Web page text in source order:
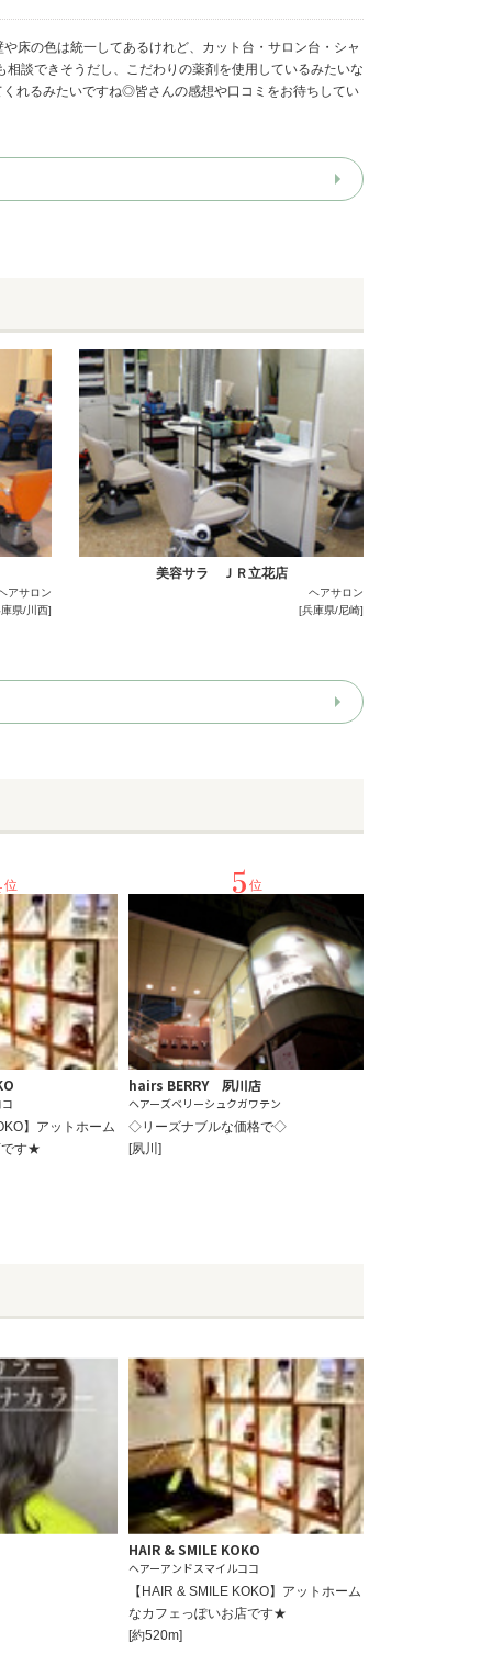
床の色は統一してあるけれど、カット台・サロン台・シャ
談できそうだし、こだわりの薬剤を使用しているみたいな
れるみたいですね◎皆さんの感想や口コミをお待ちしてい
アサロン
県/川西]
美容サラ ＪＲ立花店
ヘアサロン
[兵庫県/尼崎]
位
】アットホーム
です★
5 位
hairs BERRY 夙川店
ヘアーズベリーシュクガワテン
◇リーズナブルな価格で◇
[夙川]
HAIR & SMILE KOKO
ヘアーアンドスマイルココ
【HAIR & SMILE KOKO】アットホーム
なカフェっぽいお店です★
[約520m]